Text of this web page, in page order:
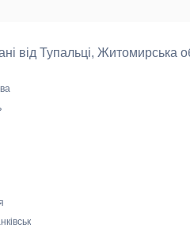
від Тупальці, Житомирська